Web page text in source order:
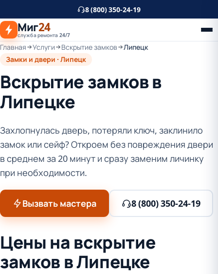
основному
контенту
8 (800) 350-24-19
Миг24
служба ремонта 24/7
Главная Услуги Вскрытие замков
Липецк
Замки и двери · Липецк
Вскрытие замков в
Липецке
Захлопнулась дверь, потеряли ключ, заклинило
замок или сейф? Откроем без повреждения двери
в среднем за 20 минут и сразу заменим личинку
при необходимости.
Вызвать мастера 8 (800) 350-24-19
Цены на вскрытие
замков в Липецке